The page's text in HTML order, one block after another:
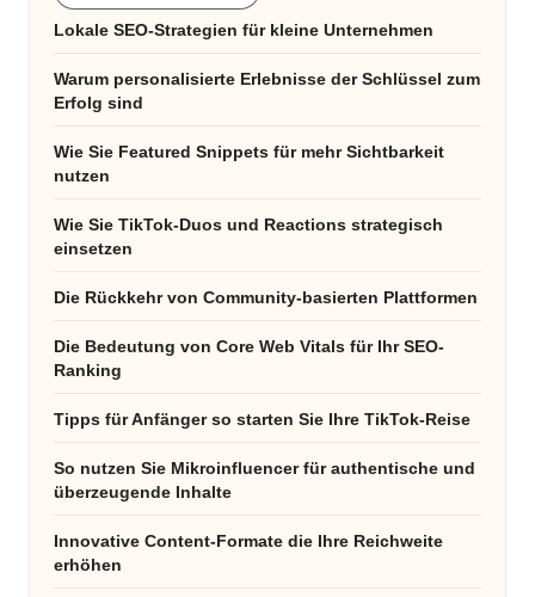
Lokale SEO-Strategien für kleine Unternehmen
Warum personalisierte Erlebnisse der Schlüssel zum
Erfolg sind
Wie Sie Featured Snippets für mehr Sichtbarkeit
nutzen
Wie Sie TikTok-Duos und Reactions strategisch
einsetzen
Die Rückkehr von Community-basierten Plattformen
Die Bedeutung von Core Web Vitals für Ihr SEO-
Ranking
Tipps für Anfänger so starten Sie Ihre TikTok-Reise
So nutzen Sie Mikroinfluencer für authentische und
überzeugende Inhalte
Innovative Content-Formate die Ihre Reichweite
erhöhen